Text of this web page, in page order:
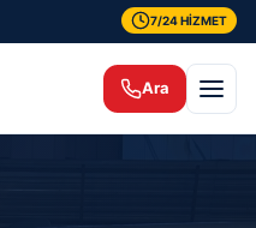
7/24 HİZMET
Ara